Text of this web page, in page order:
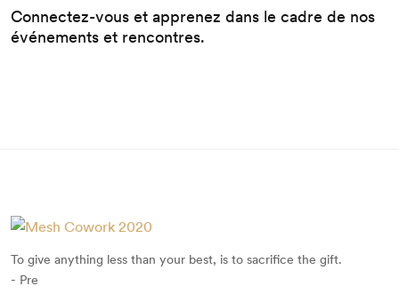
Connectez-vous et apprenez dans le cadre de nos
événements et rencontres.
To give anything less than your best, is to sacrifice the gift.
- Pre